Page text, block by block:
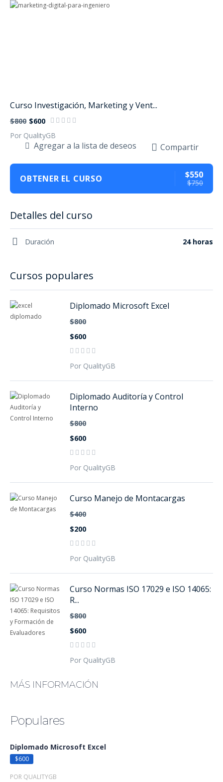
Curso Investigación, Marketing y Vent...
$800 $600
Por QualityGB
Agregar a la lista de deseos Compartir
OBTENER EL CURSO $550
$750
Detalles del curso
Duración 24 horas
Cursos populares
Diplomado Microsoft Excel
$800
$600
Por QualityGB
Diplomado Auditoría y Control
Interno
$800
$600
Por QualityGB
Curso Manejo de Montacargas
$400
$200
Por QualityGB
Curso Normas ISO 17029 e ISO 14065:
R...
$800
$600
Por QualityGB
MÁS INFORMACIÓN
Populares
Diplomado Microsoft Excel
$600
POR QUALITYGB